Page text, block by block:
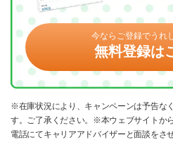
今ならご登録でうれ
無料登録は
※在庫状況により、キャンペーンは予告な
す。ご了承ください。※本ウェブサイトか
電話にてキャリアアドバイザーと面談をさ